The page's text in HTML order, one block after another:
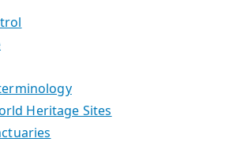
Heritage Sites